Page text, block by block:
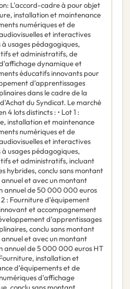
: L'accord-cadre à pour objet
installation et maintenance
numériques et de
et interactives
usages pédagogiques,
et administratifs, de
dynamique et
éducatifs innovants pour
d’apprentissages
dans le cadre de la
du Syndicat. Le marché
4 lots distincts : • Lot 1 :
installation et maintenance
numériques et de
et interactives
usages pédagogiques,
et administratifs, incluant
hybrides, conclu sans montant
et avec un montant
annuel de 50 000 000 euros
2 : Fourniture d’équipement
et accompagnement
d’apprentissages
conclu sans montant
et avec un montant
annuel de 5 000 000 euros HT
installation et
d’équipements et de
d’affichage